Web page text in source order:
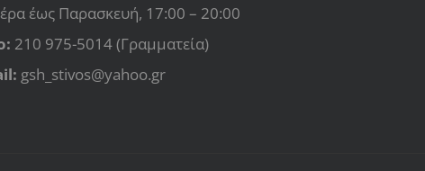
έως Παρασκευή, 17:00 – 20:00
210 975-5014 (Γραμματεία)
gsh_stivos@yahoo.gr